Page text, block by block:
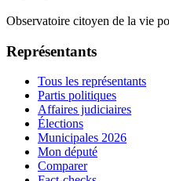
Observatoire citoyen de la vie
Représentants
Tous les représentants
Partis politiques
Affaires judiciaires
Élections
Municipales 2026
Mon député
Comparer